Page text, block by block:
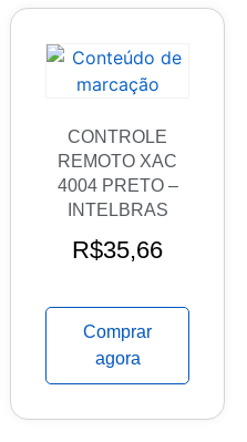
CONTROLE
REMOTO XAC
4004 PRETO –
INTELBRAS
R$35,66
Comprar
agora